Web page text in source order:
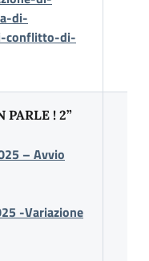
di-
conflitto-di-
PARLE ! 2”
– Avvio
-Variazione